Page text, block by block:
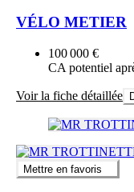
VÉLO METIER
100 000 €
CA potentiel
Voir la fiche détaillée
Mettre en favoris